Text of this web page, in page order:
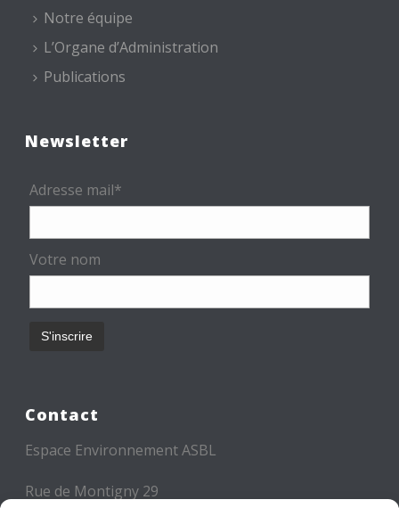
Notre équipe
L’Organe d’Administration
Publications
Newsletter
Adresse mail*
Votre nom
Contact
Espace Environnement ASBL
Rue de Montigny 29